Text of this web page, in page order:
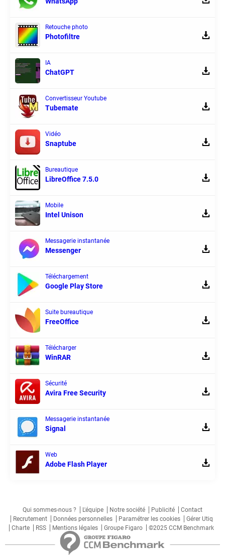
Retouche photo
Photofiltre
IA
ChatGPT
Convertisseur Youtube
Tubemate
Vidéo
Snaptube
Bureautique
LibreOffice 7.5.0
Mobile
Intel Unison
Messagerie instantanée
Messenger
Téléchargement
Google Play Store
Suite bureautique
FreeOffice
Télécharger
WinRAR
Sécurité
Avira Free Security
Messagerie instantanée
Signal
Web
Adobe Flash Player
Qui sommes-nous ? L'équipe Notre société Publicité
Contact
Recrutement
Données personnelles Paramétrer les cookies
Gérer Utiq
Charte
RSS Mentions légales Groupe Figaro ©2025 CCM Benchmark